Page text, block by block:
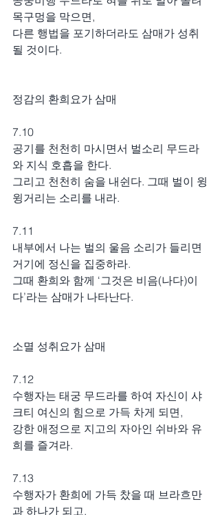
목구멍을 막으면,
다른 행법을 포기하더라도 삼매가 성취
될 것이다.
정감의 환희요가 삼매
7.10
공기를 천천히 마시면서 벌소리 무드라
와 지식 호흡을 한다.
그리고 천천히 숨을 내쉰다. 그때 벌이 윙
윙거리는 소리를 내라.
7.11
내부에서 나는 벌의 울음 소리가 들리면
거기에 정신을 집중하라.
그때 환희와 함께 ‘그것은 비음(나다)이
다’라는 삼매가 나타난다.
소멸 성취요가 삼매
7.12
수행자는 태궁 무드라를 하여 자신이 샤
크티 여신의 힘으로 가득 차게 되면,
강한 애정으로 지고의 자아인 쉬바와 유
희를 즐겨라.
7.13
수행자가 환희에 가득 찼을 때 브라흐만
과 하나가 되고,